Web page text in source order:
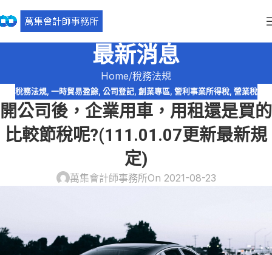
最新消息
Home 稅務法規
稅務法規, 一時貿易盈餘, 公司登記, 創業專區, 營利事業所得稅, 營業稅
開公司後，企業用車，用租還是買的
比較節稅呢?(111.01.07更新最新規
定)
萬集會計師事務所On 2021-08-23